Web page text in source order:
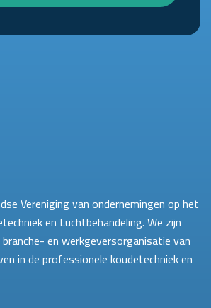
Vereniging van ondernemingen op het
en Luchtbehandeling. We zijn
en werkgeversorganisatie van
in de professionele koudetechniek en